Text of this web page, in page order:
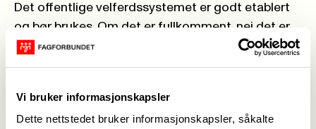
Vi bruker informasjonskapsler
Dette nettstedet bruker informasjonskapsler, såkalte
Det offentlige velferdssystemet er godt etablert
og bør brukes. Om det er fullkomment, nei det er
det ikke alltid. Derfor gjøres det stadig arbeider
for å forbedre og videreutvikle tjenestene.
være slik at kommunen vurderer hvem som har
behov for praktisk hjelp i hjemmet og setter